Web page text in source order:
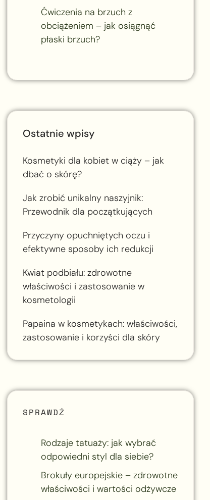
Ćwiczenia na brzuch z
obciążeniem – jak osiągnąć
płaski brzuch?
Ostatnie wpisy
Kosmetyki dla kobiet w ciąży – jak
dbać o skórę?
Jak zrobić unikalny naszyjnik:
Przewodnik dla początkujących
Przyczyny opuchniętych oczu i
efektywne sposoby ich redukcji
Kwiat podbiału: zdrowotne
właściwości i zastosowanie w
kosmetologii
Papaina w kosmetykach: właściwości,
zastosowanie i korzyści dla skóry
SPRAWDŹ
Rodzaje tatuaży: jak wybrać
odpowiedni styl dla siebie?
Brokuły europejskie – zdrowotne
właściwości i wartości odżywcze